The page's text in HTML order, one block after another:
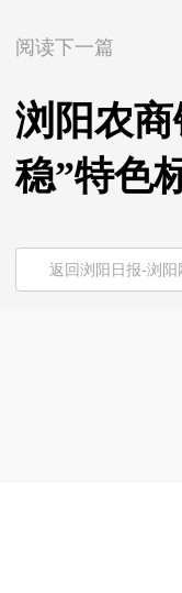
阅读下一篇
浏阳农
稳”特色
返回浏阳日报-浏阳